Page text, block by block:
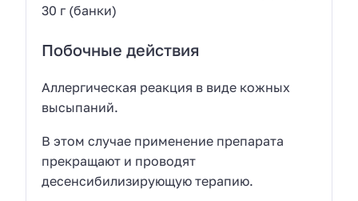
30 г (банки)
Побочные действия
Аллергическая реакция в виде кожных
высыпаний.
В этом случае применение препарата
прекращают и проводят
десенсибилизирующую терапию.